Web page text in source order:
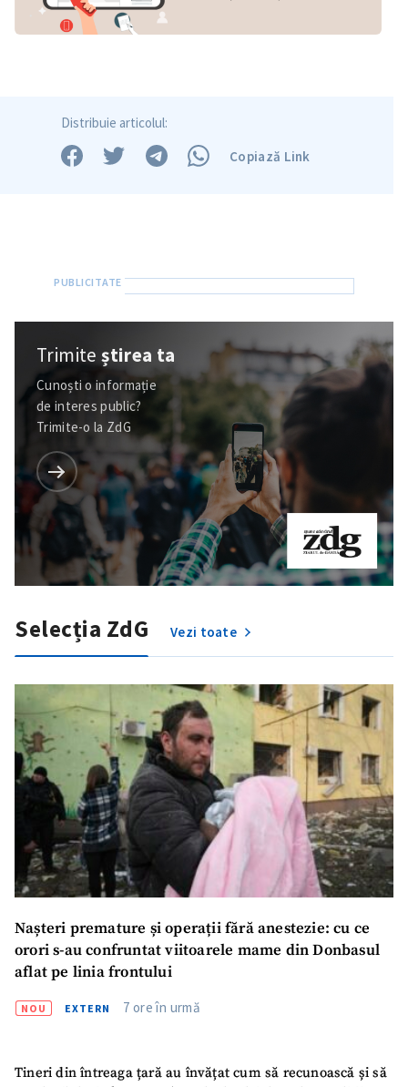
Trimite o informație
Despre ZdG
Distribuie articolul:
Copiază Link
Trimiteștirea ta
Cunoști o informație
de interes public?
Trimite-o la ZdG
Selecția ZdG Vezi toate
Nașteri premature și operații fără anestezie: cu ce
orori s-au confruntat viitoarele mame din Donbasul
aflat pe linia frontului
NOU EXTERN 7 ore în urmă
Tineri din întreaga țară au învățat cum să recunoască și să